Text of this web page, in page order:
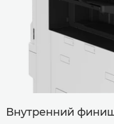
Внутренний